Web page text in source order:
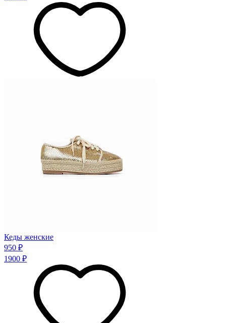
Кеды женские
950 ₽
1900 ₽